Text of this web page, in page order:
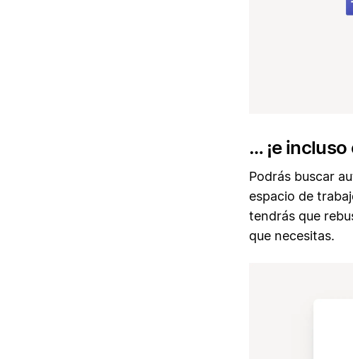
… ¡e incluso
Podrás buscar
espacio de
tendrás que
que necesitas.